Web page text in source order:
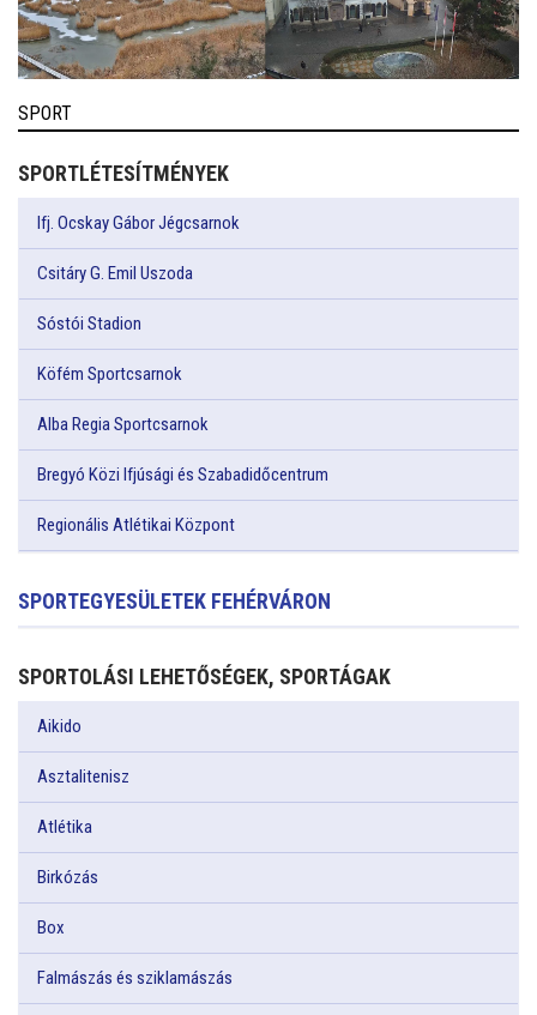
SPORT
SPORTLÉTESÍTMÉNYEK
Ifj. Ocskay Gábor Jégcsarnok
Csitáry G. Emil Uszoda
Sóstói Stadion
Köfém Sportcsarnok
Alba Regia Sportcsarnok
Bregyó Közi Ifjúsági és Szabadidőcentrum
Regionális Atlétikai Központ
SPORTEGYESÜLETEK FEHÉRVÁRON
SPORTOLÁSI LEHETŐSÉGEK, SPORTÁGAK
Aikido
Asztalitenisz
Atlétika
Birkózás
Box
Falmászás és sziklamászás